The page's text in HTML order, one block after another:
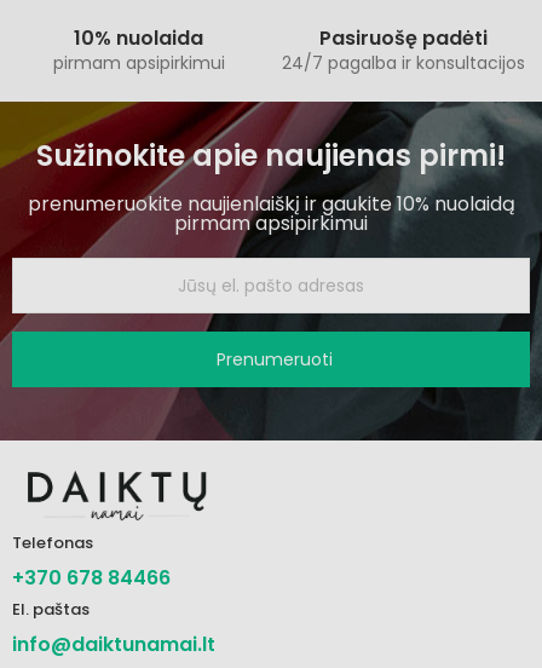
10% nuolaida
pirmam apsipirkimui
Pasiruošę padėti
24/7 pagalba ir konsultacijos
Sužinokite apie naujienas pirmi!
prenumeruokite naujienlaiškį ir gaukite 10% nuolaidą
pirmam apsipirkimui
Prenumeruoti
Telefonas
+370 678 84466
El. paštas
info@daiktunamai.lt